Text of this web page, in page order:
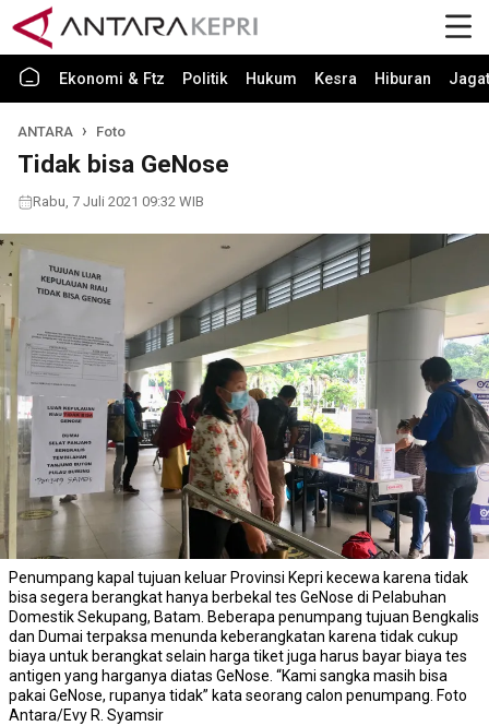
Ekonomi & Ftz Politik Hukum Kesra Hiburan Jagat
ANTARA Foto
Tidak bisa GeNose
Rabu, 7 Juli 2021 09:32 WIB
Penumpang kapal tujuan keluar Provinsi Kepri kecewa karena tidak
bisa segera berangkat hanya berbekal tes GeNose di Pelabuhan
Domestik Sekupang, Batam. Beberapa penumpang tujuan Bengkalis
dan Dumai terpaksa menunda keberangkatan karena tidak cukup
biaya untuk berangkat selain harga tiket juga harus bayar biaya tes
antigen yang harganya diatas GeNose. “Kami sangka masih bisa
pakai GeNose, rupanya tidak” kata seorang calon penumpang. Foto
Antara/Evy R. Syamsir